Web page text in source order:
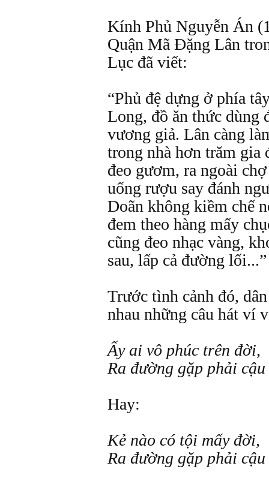
Kính Phủ Nguyễn Án
Quận Mã Đặng Lân
Lục đã viết:
“Phủ đệ dựng ở phía
Long, đồ ăn thức dùng
vương giả. Lân càng
trong nhà hơn trăm gia
đeo gươm, ra ngoài
uống rượu say đánh
Doãn không kiềm chế
đem theo hàng mấy
cũng đeo nhạc vàng,
sau, lấp cả đường
Trước tình cảnh đó,
nhau những câu hát ví
Ấy ai vô phúc trên đời,
Ra đường gặp phải
Hay:
Kẻ nào có tội mấy đời,
Ra đường gặp phải